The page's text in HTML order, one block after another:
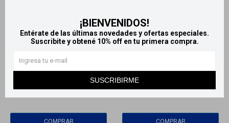
¡BIENVENIDOS!
Entérate de las últimas novedades y ofertas especiales.
Suscribite y obtené 10% off en tu primera compra.
SUSCRIBIRME
Llega en2 HS
849
Llega en2 HS
680ml + Aco 370 ml
849